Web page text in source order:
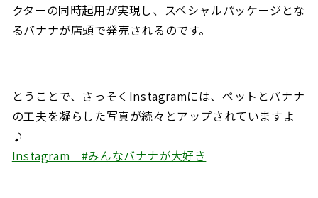
クターの同時起用が実現し、スペシャルパッケージとな
るバナナが店頭で発売されるのです。
とうことで、さっそくInstagramには、ペットとバナナ
の工夫を凝らした写真が続々とアップされていますよ
♪
Instagram #みんなバナナが大好き